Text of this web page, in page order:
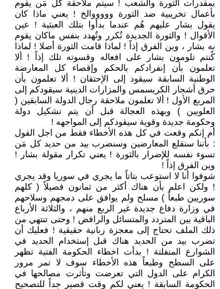
بمقدرات الثورة والشعب ! سيتم ملاحقة كل مَن يقوم
بأعمال تخريبية ضد الثورة وووووالخ ! يعني ماذا كان
يقول بشار عليهم هُم عندما بدأوا بتلك العبثية ! عين
الأقوال ! والثورة الجديدة تُكرر وتٌهدد بنفس ماكان يقوم
به بشار ، وين الفرق إذاً ! لماذا قامت الثورة أصلا ! لماذا
كُنتم تلومون بشار على افعاله وقسوته تلك إذاً ! ألا
تعلمون بأن إنفرادكم بالحكم وإقصاء كل المعارضة
الوطنية السابقة سيقود إلى الإحتقان ! ألا تعلمون بأن
حرق أشجار الكريسمس والمزارات الدينية سيقودكم إلى
المربع الأول ! ألا تعلمون ملاحقة رجال الدولة السابقين (
العلويين ) وبهذه العجالة قبل أن يتم تشكيل دولة
وحكومة جديدة وقوية سيقودكم إلى المواجهه !
أم إنكم وقعت في كل هذه الأخطاء فقط من اجل القول
: بأننا سنقلع المعارضين وسنضرب بيد من حديد كل مَن
تسوء نفسه للإضرار بالثورة ! يعني تكرار مقولة بشار !
وين الفرق إذاً !
شوفوا أنا لا استوعب بتاتاً ما يجري في سوريا وقد يجري
! ولكن اعلم بأن هناك أكثر من ثمانون فصيلاً ( كلهم
سوريين طبعاً ) مسلح ولم يوافق على دمجهم وسلاحهم
في وزارة دفاع جديدة غير الربع منهم ، والثلاثة الأرباع
الباقية بين المتردد والمتسائل والرافض ! وحتى تنتهي من
ذلك الملف تحتاج إلى معجزة ربانية حقيقية ! فعليك أن
تضرب بيد من الحديد هناك قبل إستخدام الحديد في
الشوارع المنفلتة ! بدأت اخطاء الحكومة الفتية تظهر
على السطح وطبعاً هذه الأخطاء سوف لا تمر مرور
الكرام على الدول التي تعرضت وتأثرت مصالحها في
الحكومة السابقة ! يعني لكم وقت قصير جداً للتصحيح